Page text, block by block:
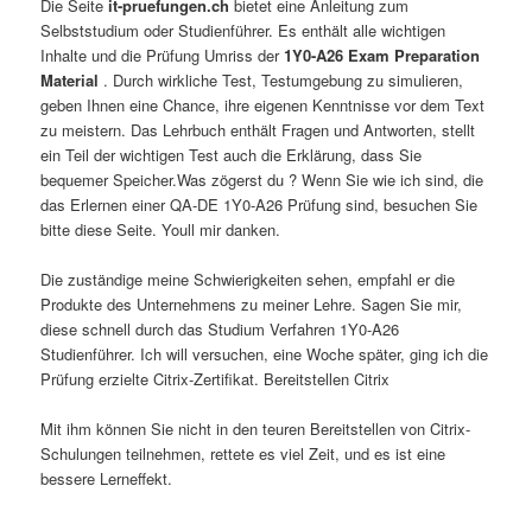
Die Seiteit-pruefungen.ch bietet eine Anleitung zum
Selbststudium oder Studienführer. Es enthält alle wichtigen
Inhalte und die Prüfung Umriss der1Y0-A26 Exam Preparation
Material . Durch wirkliche Test, Testumgebung zu simulieren,
geben Ihnen eine Chance, ihre eigenen Kenntnisse vor dem Text
zu meistern. Das Lehrbuch enthält Fragen und Antworten, stellt
ein Teil der wichtigen Test auch die Erklärung, dass Sie
bequemer Speicher.Was zögerst du ? Wenn Sie wie ich sind, die
das Erlernen einer QA-DE 1Y0-A26 Prüfung sind, besuchen Sie
bitte diese Seite. Youll mir danken.
Die zuständige meine Schwierigkeiten sehen, empfahl er die
Produkte des Unternehmens zu meiner Lehre. Sagen Sie mir,
diese schnell durch das Studium Verfahren 1Y0-A26
Studienführer. Ich will versuchen, eine Woche später, ging ich die
Prüfung erzielte Citrix-Zertifikat. Bereitstellen Citrix
Mit ihm können Sie nicht in den teuren Bereitstellen von Citrix-
Schulungen teilnehmen, rettete es viel Zeit, und es ist eine
bessere Lerneffekt.